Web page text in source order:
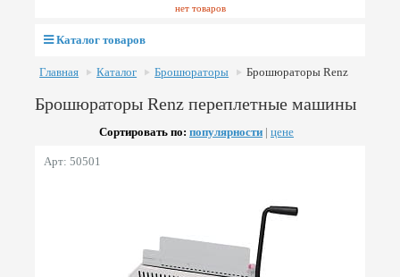
нет товаров
Каталог товаров
Главная Каталог Брошюраторы Брошюраторы Renz
Брошюраторы Renz переплетные машины
Сортировать по: популярности | цене
Арт: 50501